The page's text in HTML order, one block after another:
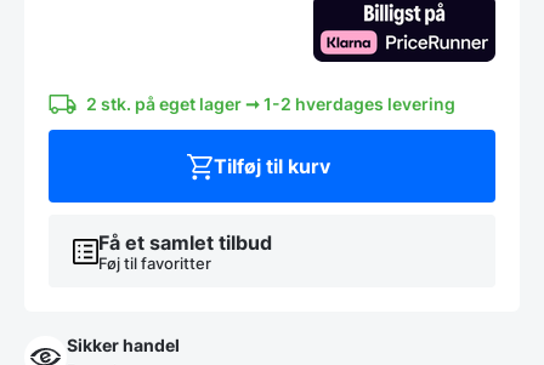
2 stk. på eget lager ➞ 1-2 hverdages levering
Få et samlet tilbud
Føj til favoritter
Tilføj til kurv
Sikker handel